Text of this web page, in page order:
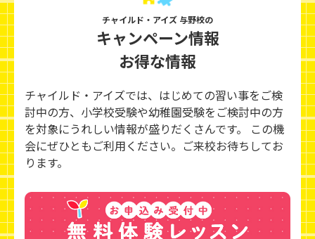
チャイルド・アイズ 与野校の
キャンペーン情報
お得な情報
チャイルド・アイズでは、はじめての習い事をご検
討中の方、小学校受験や幼稚園受験をご検討中の方
を対象にうれしい情報が盛りだくさんです。 この機
会にぜひともご利用ください。ご来校お待ちしてお
ります。